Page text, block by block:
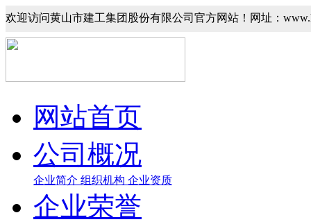
欢迎访问黄山市建工集团股份有限公司官方网站！网址：
网站首页
公司概况
企业简介 组织机构 企业资质
企业荣誉